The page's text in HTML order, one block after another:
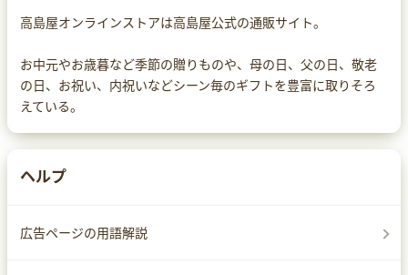
高島屋オンラインストアは高島屋公式の通販サイト。
お中元やお歳暮など季節の贈りものや、母の日、父の日、敬老
の日、お祝い、内祝いなどシーン毎のギフトを豊富に取りそろ
えている。
ヘルプ
広告ページの用語解説